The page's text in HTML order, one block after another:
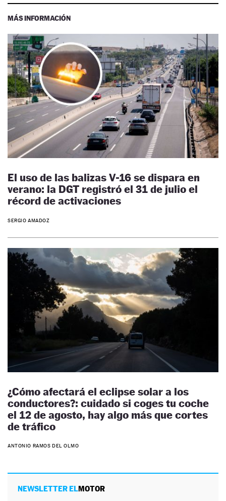
MÁS INFORMACIÓN
El uso de las balizas V-16 se dispara en
verano: la DGT registró el 31 de julio el
récord de activaciones
SERGIO AMADOZ
¿Cómo afectará el eclipse solar a los
conductores?: cuidado si coges tu coche
el 12 de agosto, hay algo más que cortes
de tráfico
ANTONIO RAMOS DEL OLMO
NEWSLETTER ELMOTOR